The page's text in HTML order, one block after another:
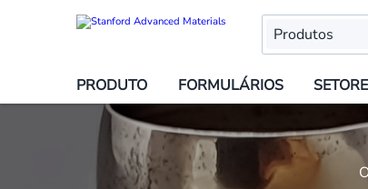
Produtos
PRODUTO FORMULÁRIOS